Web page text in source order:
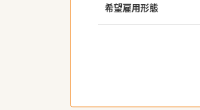
希望雇用形態